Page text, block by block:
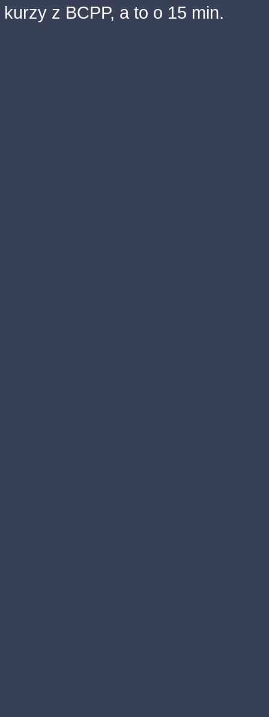
kurzy z BCPP, a to o 15 min.